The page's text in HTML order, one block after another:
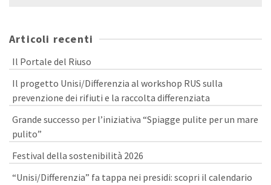
Articoli recenti
Il Portale del Riuso
Il progetto Unisi/Differenzia al workshop RUS sulla
prevenzione dei rifiuti e la raccolta differenziata
Grande successo per l’iniziativa “Spiagge pulite per un mare
pulito”
Festival della sostenibilità 2026
“Unisi/Differenzia” fa tappa nei presidi: scopri il calendario